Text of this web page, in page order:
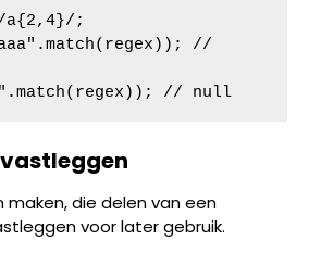
a{2,4}/;
//
// null
vastleggen
maken, die delen van een
voor later gebruik.